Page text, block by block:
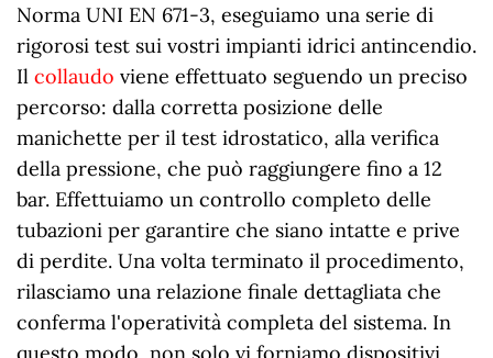
Norma UNI EN 671-3, eseguiamo una serie di
rigorosi test sui vostri impianti idrici antincendio.
Il collaudo viene effettuato seguendo un preciso
percorso: dalla corretta posizione delle
manichette per il test idrostatico, alla verifica
della pressione, che può raggiungere fino a 12
bar. Effettuiamo un controllo completo delle
tubazioni per garantire che siano intatte e prive
di perdite. Una volta terminato il procedimento,
rilasciamo una relazione finale dettagliata che
conferma l'operatività completa del sistema. In
questo modo, non solo vi forniamo dispositivi